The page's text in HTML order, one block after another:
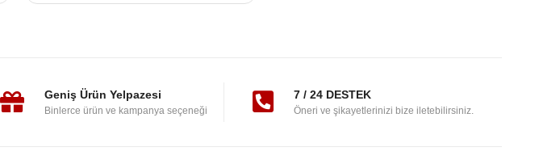
Geniş Ürün Yelpazesi
Binlerce ürün ve kampanya seçeneği
7 / 24 DESTEK
Öneri ve şikayetlerinizi bize iletebilirsiniz.